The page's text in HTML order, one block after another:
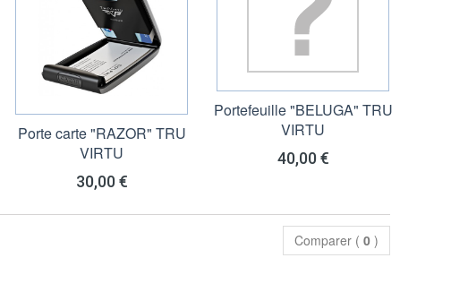
Porte carte "RAZOR" TRU
VIRTU
30,00 €
Portefeuille "BELUGA" TRU
VIRTU
40,00 €
Comparer ( 0 )